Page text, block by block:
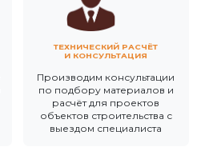
ТЕХНИЧЕСКИЙ РАСЧЁТ
И КОНСУЛЬТАЦИЯ
Производим консультации
по подбору материалов и
расчёт для проектов
объектов строительства с
выездом специалиста